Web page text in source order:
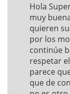
Hola
muy
quieren
por los
continúe
respetar
parece
que de